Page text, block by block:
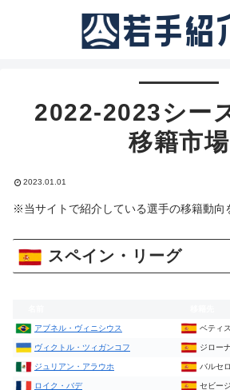
2022-2023シー
移籍市場
2023.01.01
※当サイトで紹介している選手の移籍動向
スペイン・リーグ
アブネル・ヴィニシウス ベティス
ヴィクトル・ツィガンコフ ジローナ
ジュリアン・アラウホ バルセ
ロイク・バデ セビー